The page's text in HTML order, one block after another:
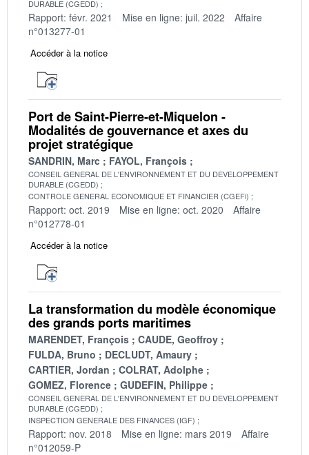
DURABLE (CGEDD)
Rapport: févr. 2021 Mise en ligne: juil. 2022
Affaire
n°013277-01
Accéder à la notice
Port de Saint-Pierre-et-Miquelon -
Modalités de gouvernance et axes du
projet stratégique
SANDRIN, Marc FAYOL, François
CONSEIL GENERAL DE L'ENVIRONNEMENT ET DU DEVELOPPEMENT
DURABLE (CGEDD)
CONTROLE GENERAL ECONOMIQUE ET FINANCIER (CGEFi)
Rapport: oct. 2019 Mise en ligne: oct. 2020
Affaire
n°012778-01
Accéder à la notice
La transformation du modèle économique
des grands ports maritimes
MARENDET, François
CAUDE, Geoffroy
FULDA, Bruno
DECLUDT, Amaury
CARTIER, Jordan
COLRAT, Adolphe
GOMEZ, Florence
GUDEFIN, Philippe
CONSEIL GENERAL DE L'ENVIRONNEMENT ET DU DEVELOPPEMENT
DURABLE (CGEDD)
INSPECTION GENERALE DES FINANCES (IGF)
Rapport: nov. 2018 Mise en ligne: mars 2019
Affaire
n°012059-P